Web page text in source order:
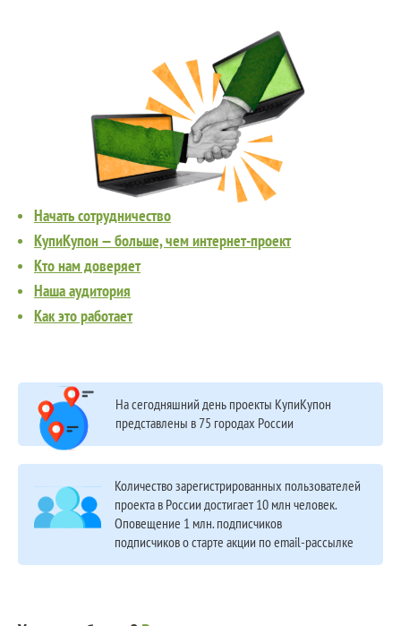
Начать сотрудничество
КупиКупон — больше, чем интернет-проект
Кто нам доверяет
Наша аудитория
Как это работает
На сегодняшний день проекты КупиКупон
представлены в 75 городах России
Количество зарегистрированных пользователей
проекта в России достигает 10 млн человек.
Оповещение 1 млн. подписчиков
подписчиков о старте акции по email-рассылке